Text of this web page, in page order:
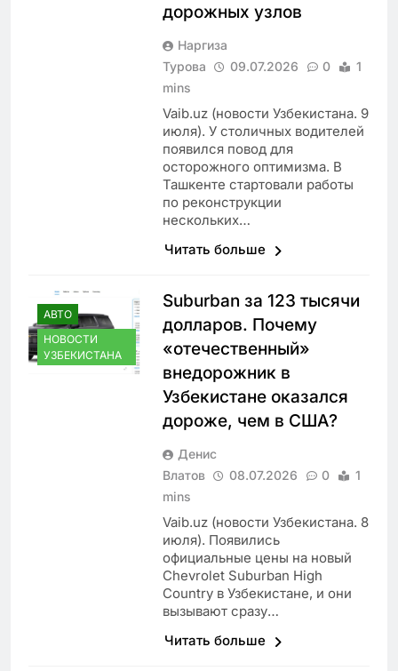
дорожных узлов
Наргиза
Турова
09.07.2026 0
1
mins
Vaib.uz (новости Узбекистана. 9
июля). У столичных водителей
появился повод для
осторожного оптимизма. В
Ташкенте стартовали работы
по реконструкции
нескольких…
Читать больше
АВТО
НОВОСТИ
УЗБЕКИСТАНА
Suburban за 123 тысячи
долларов. Почему
«отечественный»
внедорожник в
Узбекистане оказался
дороже, чем в США?
Денис
Влатов
08.07.2026 0
1
mins
Vaib.uz (новости Узбекистана. 8
июля). Появились
официальные цены на новый
Chevrolet Suburban High
Country в Узбекистане, и они
вызывают сразу…
Читать больше